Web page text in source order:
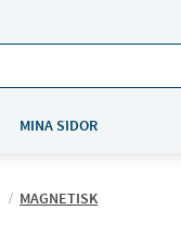
MINA SIDOR
MAGNETISK